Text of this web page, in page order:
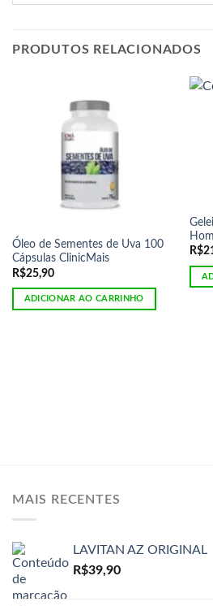
PRODUTOS RELACIONADOS
Óleo de Sementes de Uva 100
Cápsulas ClinicMais
R$25,90
ADICIONAR AO CARRINHO
R$
MAIS RECENTES
LAVITAN AZ ORIGINAL
R$39,90